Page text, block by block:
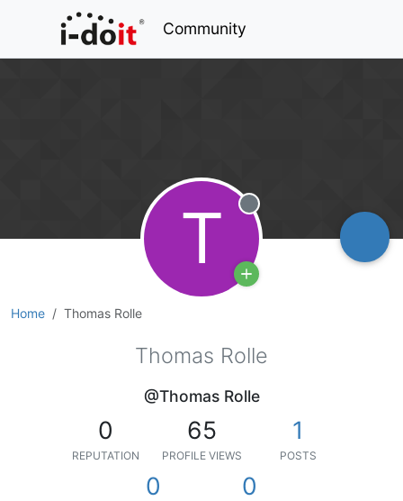
Community
Home Thomas Rolle
T Offline
Thomas Rolle
@Thomas Rolle
0
REPUTATION
65
PROFILE VIEWS
1
POSTS
0 0